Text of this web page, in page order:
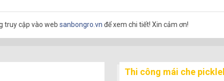
truy cập vào web sanbongro.vn để xem chi tiết! Xin cảm ơn!
Thi công mái che